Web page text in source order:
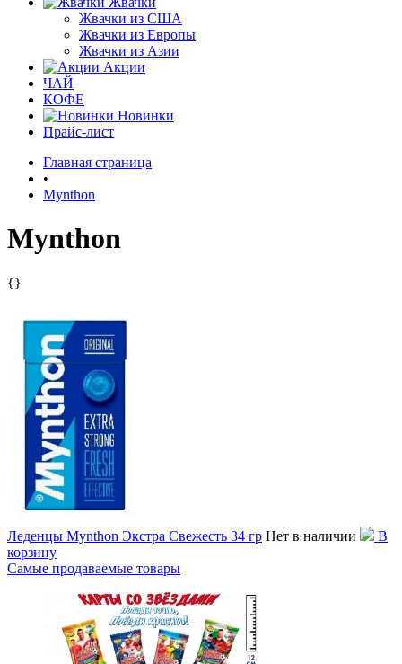
Жвачки из США
Жвачки из Европы
Жвачки из Азии
Акции
ЧАЙ
КОФЕ
Новинки
Прайс-лист
Главная страница
•
Mynthon
Mynthon
{}
Леденцы Mynthon Экстра Свежесть 34 гр Нет в наличии
В
корзину
Самые продаваемые товары